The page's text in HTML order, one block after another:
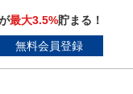
最大3.5%貯まる！
無料会員登録